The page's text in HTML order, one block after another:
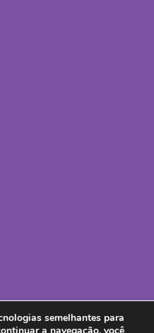
Paes Leme, 524, cj.165
semelhantes para